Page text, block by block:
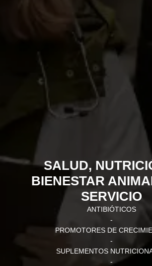
SALUD,
BIENESTAR
SERVICIO
ANTIBIÓTICOS
-
PROMOTORES DE
-
SUPLEMENTOS
-